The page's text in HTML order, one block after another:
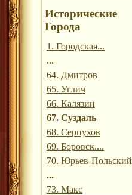
Исторические
Города
1. Городская...
...
64. Дмитров
65. Углич
66. Калязин
67. Суздаль
68. Серпухов
69. Боровск....
70. Юрьев-Польский
...
73. Макс